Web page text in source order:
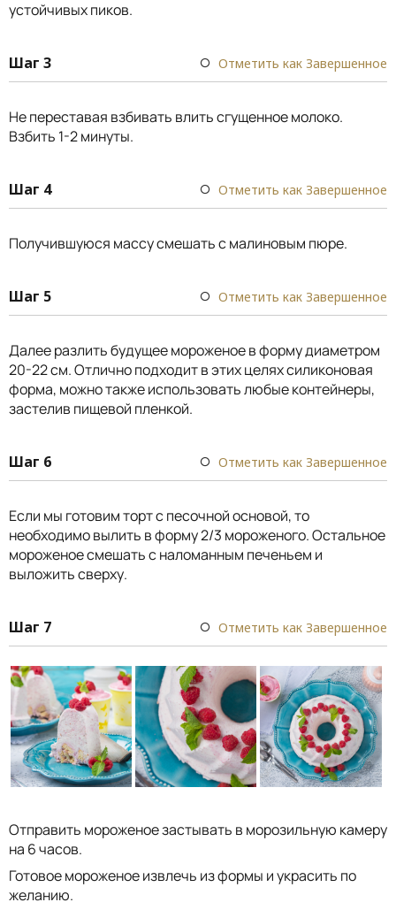
устойчивых пиков.
Шаг 3 Отметить как Завершенное
Не переставая взбивать влить сгущенное молоко.
Взбить 1-2 минуты.
Шаг 4 Отметить как Завершенное
Получившуюся массу смешать с малиновым пюре.
Шаг 5 Отметить как Завершенное
Далее разлить будущее мороженое в форму диаметром
20-22 см. Отлично подходит в этих целях силиконовая
форма, можно также использовать любые контейнеры,
застелив пищевой пленкой.
Шаг 6 Отметить как Завершенное
Если мы готовим торт с песочной основой, то
необходимо вылить в форму 2/3 мороженого. Остальное
мороженое смешать с наломанным печеньем и
выложить сверху.
Шаг 7 Отметить как Завершенное
Отправить мороженое застывать в морозильную камеру
на 6 часов.
Готовое мороженое извлечь из формы и украсить по
желанию.